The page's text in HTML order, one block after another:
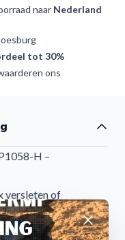
naar Nederland
tot 30%
ons
H –
versleten of
hoes voor de Soft
een tweede
Afwijzen